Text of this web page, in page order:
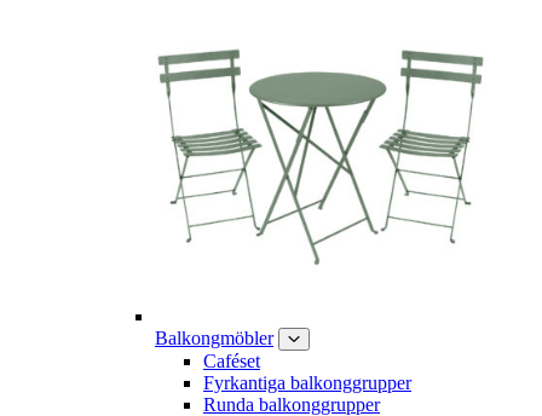
Balkongmöbler
Caféset
Fyrkantiga balkonggrupper
Runda balkonggrupper